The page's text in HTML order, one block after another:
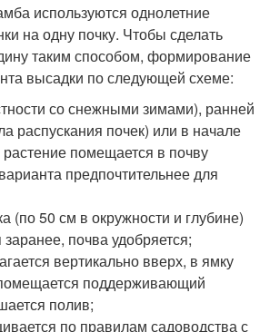
используются однолетние
на одну почку. Чтобы сделать
таким способом, формирование
высадки по следующей схеме:
со снежными зимами), ранней
распускания почек) или в начале
помещается в почву
предпочтительнее для
(по 50 см в окружности и глубине)
заранее, почва удобряется;
вертикально вверх, в ямку
поддерживающий
полив;
по правилам садоводства с